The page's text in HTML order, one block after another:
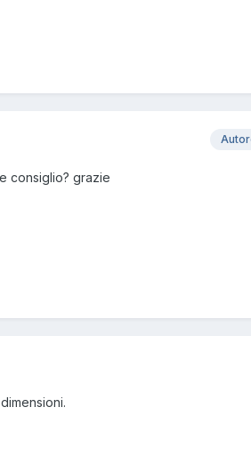
consiglio? grazie